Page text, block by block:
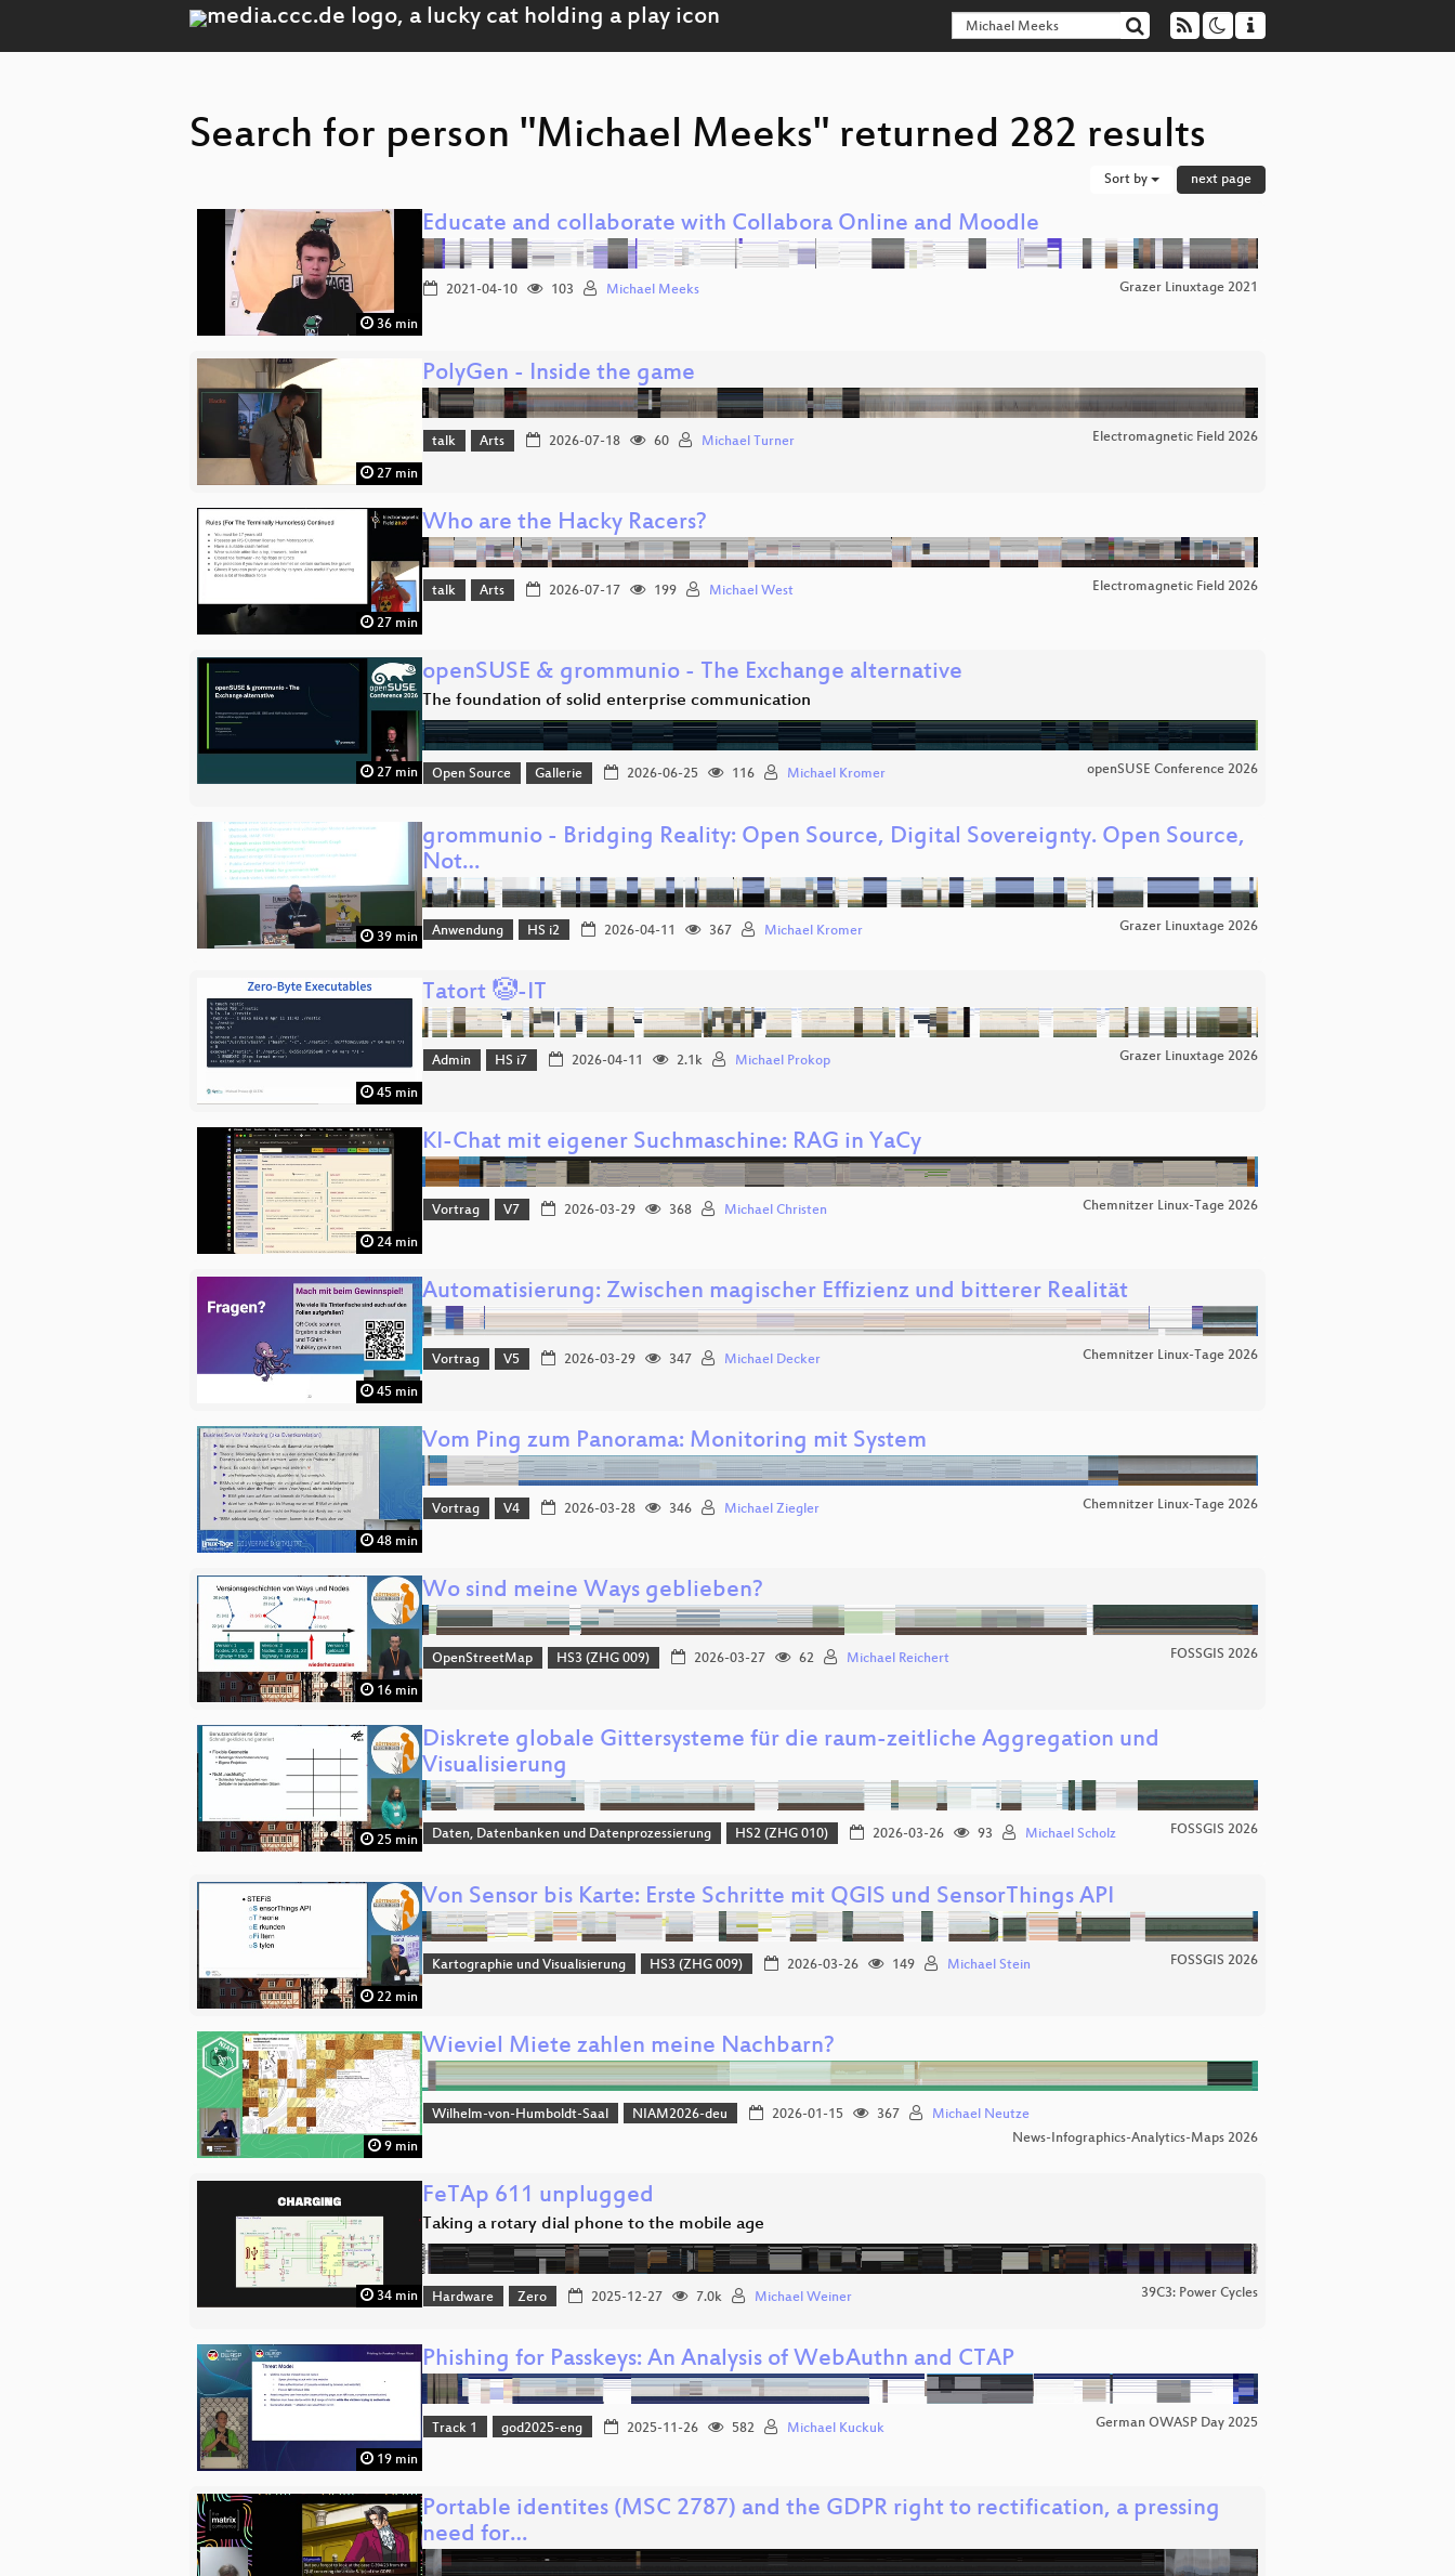
Search for person "Michael Meeks" returned 282 results
Sort by next page
36 min
Educate and collaborate with Collabora Online and Moodle
2021-04-10 103 Michael Meeks Grazer Linuxtage 2021
27 min
PolyGen - Inside the game
talk Arts 2026-07-18 60 Michael Turner Electromagnetic Field 2026
27 min
Who are the Hacky Racers?
talk Arts 2026-07-17 199 Michael West Electromagnetic Field 2026
27 min
openSUSE & grommunio - The Exchange alternative
The foundation of solid enterprise communication
Open Source Gallerie 2026-06-25 116 Michael Kromer openSUSE Conference 2026
39 min
grommunio - Bridging Reality: Open Source, Digital Sovereignty. Open Source,
Not…
Anwendung HS i2 2026-04-11 367 Michael Kromer Grazer Linuxtage 2026
45 min
Tatort 🤡-IT
Admin HS i7 2026-04-11 2.1k Michael Prokop Grazer Linuxtage 2026
24 min
KI-Chat mit eigener Suchmaschine: RAG in YaCy
Vortrag V7 2026-03-29 368 Michael Christen Chemnitzer Linux-Tage 2026
45 min
Automatisierung: Zwischen magischer Effizienz und bitterer Realität
Vortrag V5 2026-03-29 347 Michael Decker Chemnitzer Linux-Tage 2026
48 min
Vom Ping zum Panorama: Monitoring mit System
Vortrag V4 2026-03-28 346 Michael Ziegler Chemnitzer Linux-Tage 2026
16 min
Wo sind meine Ways geblieben?
OpenStreetMap HS3 (ZHG 009) 2026-03-27 62 Michael Reichert FOSSGIS 2026
25 min
Diskrete globale Gittersysteme für die raum-zeitliche Aggregation und
Visualisierung
Daten, Datenbanken und Datenprozessierung HS2 (ZHG 010) 2026-03-26 93 Michael Scholz FOSSGIS 2026
22 min
Von Sensor bis Karte: Erste Schritte mit QGIS und SensorThings API
Kartographie und Visualisierung HS3 (ZHG 009) 2026-03-26 149 Michael Stein FOSSGIS 2026
9 min
Wieviel Miete zahlen meine Nachbarn?
Wilhelm-von-Humboldt-Saal NIAM2026-deu 2026-01-15 367
Michael Neutze
News-Infographics-Analytics-Maps 2026
34 min
FeTAp 611 unplugged
Taking a rotary dial phone to the mobile age
Hardware Zero 2025-12-27 7.0k Michael Weiner 39C3: Power Cycles
19 min
Phishing for Passkeys: An Analysis of WebAuthn and CTAP
Track 1 god2025-eng 2025-11-26 582 Michael Kuckuk German OWASP Day 2025
Portable identites (MSC 2787) and the GDPR right to rectification, a pressing
need for…